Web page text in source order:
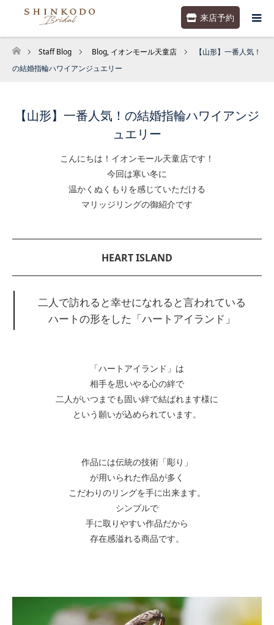
来店予約
ホーム
Staff Blog Blog, イオンモール天童店
【山形】一番人気！
の結婚指輪ハワイアンジュエリー
【山形】一番人気！の結婚指輪ハワイアンジ
ュエリー
こんにちは！イオンモール天童店です！
今回は寒い冬に
温かくぬくもりを感じていただける
マリッジリングの御紹介です
HEART ISLAND
二人で訪れると幸せになれると言われている
ハートの形をした「ハートアイランド」
「ハートアイランド」は
相手を思いやる心の絆で
二人がいつまでも固い絆で結ばれます様に
という願いが込められています。
作品には伝統の技術「彫り」
が用いられた作品が多く
こだわりのリングを手に出来ます。
シンプルで
手に取りやすい作品だから
存在感溢れる商品です。